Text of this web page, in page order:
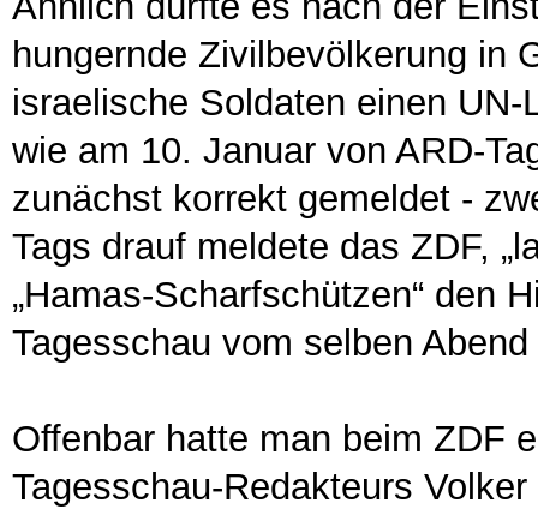
hungernde Zivilbevölkerung in
israelische Soldaten einen
wie am 10. Januar von ARD-
zunächst korrekt gemeldet -
Tags drauf meldete das ZDF,
„Hamas-Scharfschützen“ den
Tagesschau vom selben
Offenbar hatte man beim ZDF
Tagesschau-Redakteurs